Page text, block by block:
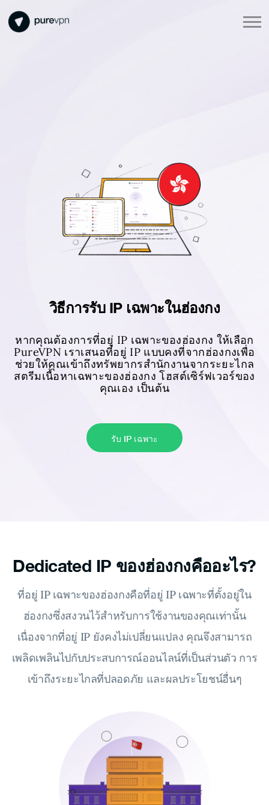
วิธีการรับ IP เฉพาะในฮ่องกง
หากคุณต้องการที่อยู่ IP เฉพาะของฮ่องกง ให้เลือก
PureVPN เราเสนอที่อยู่ IP แบบคงที่จากฮ่องกงเพื่อ
ช่วยให้คุณเข้าถึงทรัพยากรสำนักงานจากระยะไกล
สตรีมเนื้อหาเฉพาะของฮ่องกง โฮสต์เซิร์ฟเวอร์ของ
คุณเอง เป็นต้น
รับ IP เฉพาะ
Dedicated IP ของฮ่องกงคืออะไร?
ที่อยู่ IP เฉพาะของฮ่องกงคือที่อยู่ IP เฉพาะที่ตั้งอยู่ใน
ฮ่องกงซึ่งสงวนไว้สำหรับการใช้งานของคุณเท่านั้น
เนื่องจากที่อยู่ IP ยังคงไม่เปลี่ยนแปลง คุณจึงสามารถ
เพลิดเพลินไปกับประสบการณ์ออนไลน์ที่เป็นส่วนตัว การ
เข้าถึงระยะไกลที่ปลอดภัย และผลประโยชน์อื่นๆ